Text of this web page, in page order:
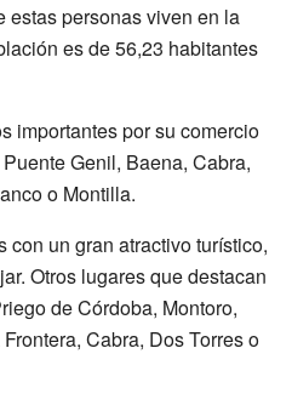
estas personas viven en la
es de 56,23 habitantes
importantes por su comercio
Genil, Baena, Cabra,
o Montilla.
con un gran atractivo turístico,
Otros lugares que destacan
de Córdoba, Montoro,
Cabra, Dos Torres o